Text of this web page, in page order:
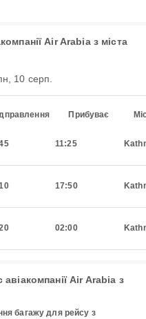
Air Arabia з міста
10 серп.
Прибуває
11:25
17:50
02:00
Air Arabia з
багажу для рейсу з